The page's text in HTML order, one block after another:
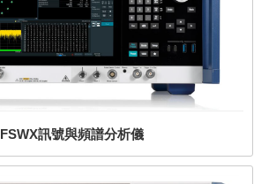
FSWX訊號與頻譜分析儀